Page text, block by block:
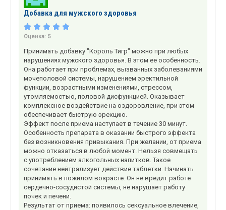
Добавка для мужского здоровья
Оценка: 5
Принимать добавку "Король Тигр" можно при любых
нарушениях мужского здоровья. В этом ее особенность.
Она работает при проблемах, вызванных заболеваниями
мочеполовой системы, нарушением эректильной
функции, возрастными изменениями, стрессом,
утомляемостью, половой дисфункцией. Оказывает
комплексное воздействие на оздоровление, при этом
обеспечивает быструю эрекцию.
Эффект после приема наступает в течение 30 минут.
Особенность препарата в оказании быстрого эффекта
без возникновения привыкания. При желании, от приема
можно отказаться в любой момент. Нельзя совмещать
с употреблением алкогольных напитков. Такое
сочетание нейтрализует действие таблетки. Начинать
принимать в пожилом возрасте. Он не вредит работе
сердечно-сосудистой системы, не нарушает работу
почек и печени.
Результат от приема: появилось сексуальное влечение,